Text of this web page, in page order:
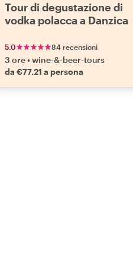
Tour di degustazione di
vodka polacca a Danzica
5.0 84 recensioni
3 ore•wine-&-beer-tours
da €77.21 a persona